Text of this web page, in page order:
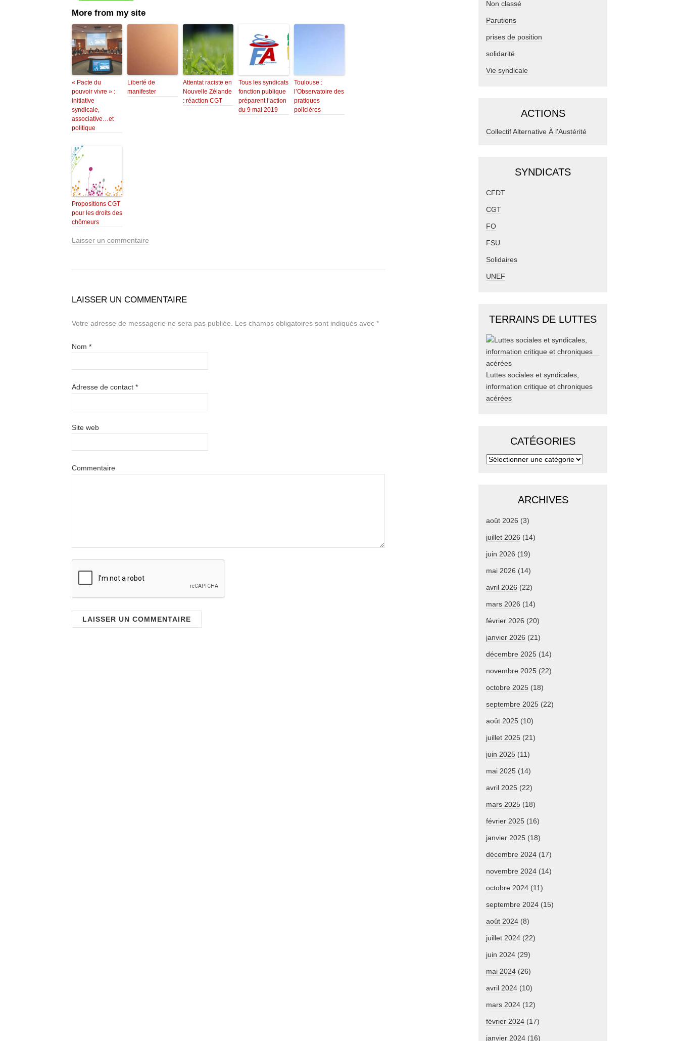
More from my site
« Pacte du
pouvoir vivre » :
initiative
syndicale,
associative…et
politique
Liberté de
manifester
Attentat raciste en
Nouvelle Zélande
: réaction CGT
Tous les syndicats
fonction publique
préparent l’action
du 9 mai 2019
Toulouse :
l’Observatoire des
pratiques
policières
Propositions CGT
pour les droits des
chômeurs
Laisser un commentaire
LAISSER UN COMMENTAIRE
Votre adresse de messagerie ne sera pas publiée. Les champs obligatoires sont indiqués avec *
Nom *
Adresse de contact *
Site web
Commentaire
Non classé
Parutions
prises de position
solidarité
Vie syndicale
ACTIONS
Collectif Alternative À l'Austérité
SYNDICATS
CFDT
CGT
FO
FSU
Solidaires
UNEF
TERRAINS DE LUTTES
Luttes sociales et syndicales,
information critique et chroniques
acérées
CATÉGORIES
ARCHIVES
août 2026 (3)
juillet 2026 (14)
juin 2026 (19)
mai 2026 (14)
avril 2026 (22)
mars 2026 (14)
février 2026 (20)
janvier 2026 (21)
décembre 2025 (14)
novembre 2025 (22)
octobre 2025 (18)
septembre 2025 (22)
août 2025 (10)
juillet 2025 (21)
juin 2025 (11)
mai 2025 (14)
avril 2025 (22)
mars 2025 (18)
février 2025 (16)
janvier 2025 (18)
décembre 2024 (17)
novembre 2024 (14)
octobre 2024 (11)
septembre 2024 (15)
août 2024 (8)
juillet 2024 (22)
juin 2024 (29)
mai 2024 (26)
avril 2024 (10)
mars 2024 (12)
février 2024 (17)
janvier 2024 (16)